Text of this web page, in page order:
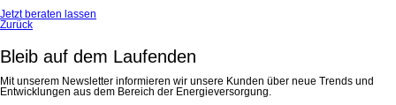
Jetzt beraten lassen
Zurück
Bleib auf dem Laufenden
Mit unserem Newsletter informieren wir unsere Kunden über neue Trends und
Entwicklungen aus dem Bereich der Energieversorgung.